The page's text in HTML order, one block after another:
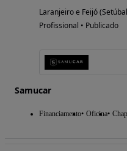
Laranjeiro e Feijó
Profissional • Publicado
Samucar
Financiamento Oficina